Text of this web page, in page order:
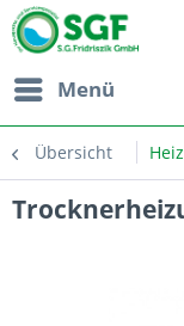
Menü
Übersicht